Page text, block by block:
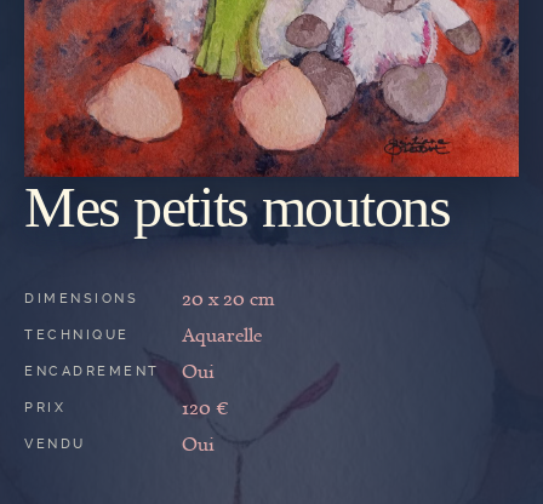
À LA
Mes petits moutons
DIMENSIONS 20 x 20 cm
TECHNIQUE Aquarelle
ENCADREMENT Oui
PRIX 120 €
VENDU Oui